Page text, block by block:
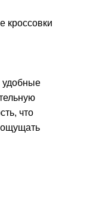
кроссовки
удобные
что
ощущать